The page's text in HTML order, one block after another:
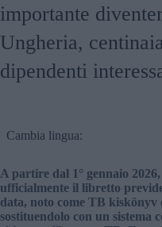
importante
Ungheria,
dipendenti
Cambia lingua:
A partire dal 1° gennaio
ufficialmente il libretto
data, noto come TB
sostituendolo con un sistema